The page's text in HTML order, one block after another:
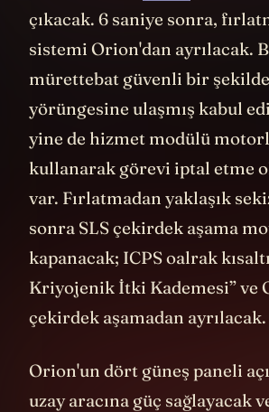
fırlatılacak vegüneşpanelleri
çıkacak. 6 saniye sonra,
sistemi Orion'dan ayrılacak.
mürettebat güvenli bir
yörüngesine ulaşmış kabul
yine de hizmet modülü
kullanarak görevi iptal etme
var. Fırlatmadan yaklaşık
sonra SLS çekirdek aşama
kapanacak; ICPS oalrak
Kriyojenik İtki Kademesi” ve
Orion'un dört güneş paneli